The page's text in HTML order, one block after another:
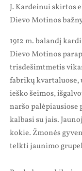
J. Kardeinui skirtos
Dievo Motinos
1912 m. balandį
Dievo Motinos
trisdešimtmetis
fabrikų kvartaluose,
ieško šeimos,
naršo palėpiausiose
kalbasi su jais.
kokie. Žmonės
telkti jaunimo